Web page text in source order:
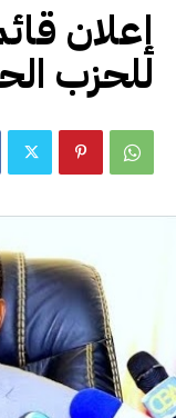
إعلان
للحزب